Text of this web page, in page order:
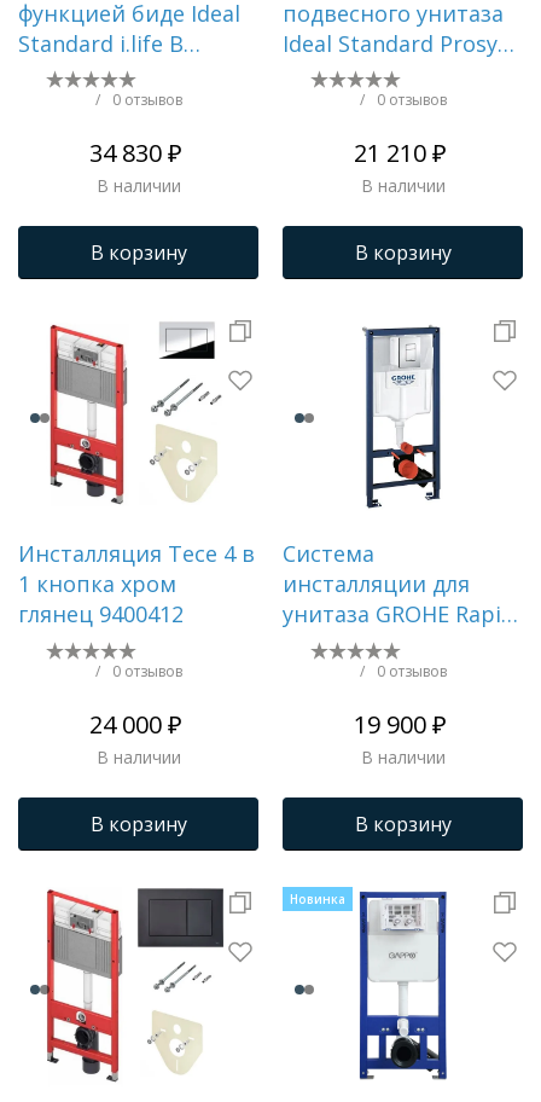
функцией биде Ideal
Standard i.life B
безободковый с
технологией RimLS+,
T534701
/ 0 отзывов
34 830 ₽
В наличии
В корзину
подвесного унитаза
Ideal Standard Prosys
() R0204промо
/ 0 отзывов
21 210 ₽
В наличии
В корзину
Инсталляция Tece 4 в
1 кнопка хром
глянец 9400412
/ 0 отзывов
24 000 ₽
В наличии
В корзину
Система
инсталляции для
унитаза GROHE Rapid
SL, с панелью смыва
Skate Cosmopolitan,
/ 0 отзывов
19 900 ₽
В наличии
В корзину
Новинка